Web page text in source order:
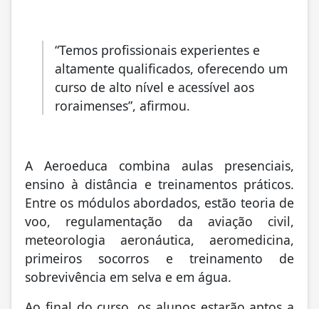
“Temos profissionais experientes e
altamente qualificados, oferecendo um
curso de alto nível e acessível aos
roraimenses”, afirmou.
A Aeroeduca combina aulas presenciais,
ensino à distância e treinamentos práticos.
Entre os módulos abordados, estão teoria de
voo, regulamentação da aviação civil,
meteorologia aeronáutica, aeromedicina,
primeiros socorros e treinamento de
sobrevivência em selva e em água.